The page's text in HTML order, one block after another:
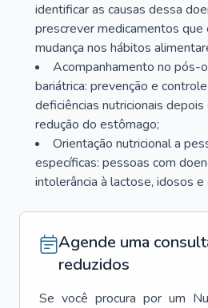
identificar as causas dessa
prescrever medicamentos
mudança nos hábitos
Acompanhamento no pós-
bariátrica: prevenção e
deficiências nutricionais depois
redução do estômago;
Orientação nutricional a
específicas: pessoas com
intolerância à lactose, idosos
Agende uma
reduzidos
Se você procura por um